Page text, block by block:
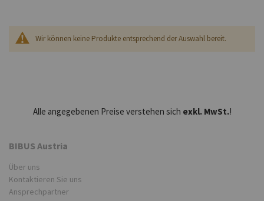
Wir können keine Produkte entsprechend der Auswahl bereit.
Alle angegebenen Preise verstehen sich exkl. MwSt.!
BIBUS Austria
Über uns
Kontaktieren Sie uns
Ansprechpartner